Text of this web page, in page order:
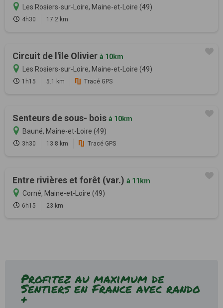
Les Rosiers-sur-Loire, Maine-et-Loire (49)
4h30 17.2 km
Circuit de l'île Olivier à 10km
Les Rosiers-sur-Loire, Maine-et-Loire (49)
1h15 5.1 km Tracé GPS
Senteurs de sous- bois à 10km
Bauné, Maine-et-Loire (49)
3h30 13.8 km Tracé GPS
Entre rivières et forêt (var.) à 11km
Corné, Maine-et-Loire (49)
6h15 23 km
Profitez au maximum de
Sentiers en France avec rando
+